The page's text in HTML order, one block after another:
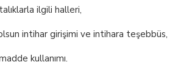
ilgili halleri,
intihar girişimi ve intihara teşebbüs,
kullanımı.